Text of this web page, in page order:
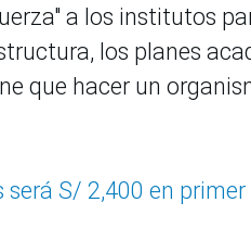
a los institutos
los planes
que hacer un
S/ 2,400 en